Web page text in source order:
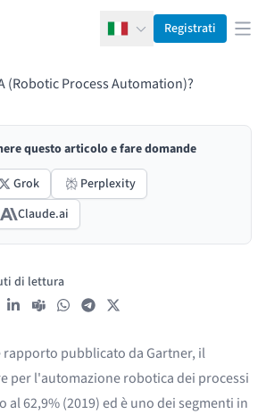
ItalianoRegistrati
(Robotic Process Automation)?
questo articolo e fare domande
Grok
Perplexity
Claude.ai
di lettura
link
Email LinkedIn
Teams WhatsAppTelegram
rapporto pubblicato da Gartner, il
per l'automazione robotica dei processi
al 62,9% (2019) ed è uno dei segmenti in